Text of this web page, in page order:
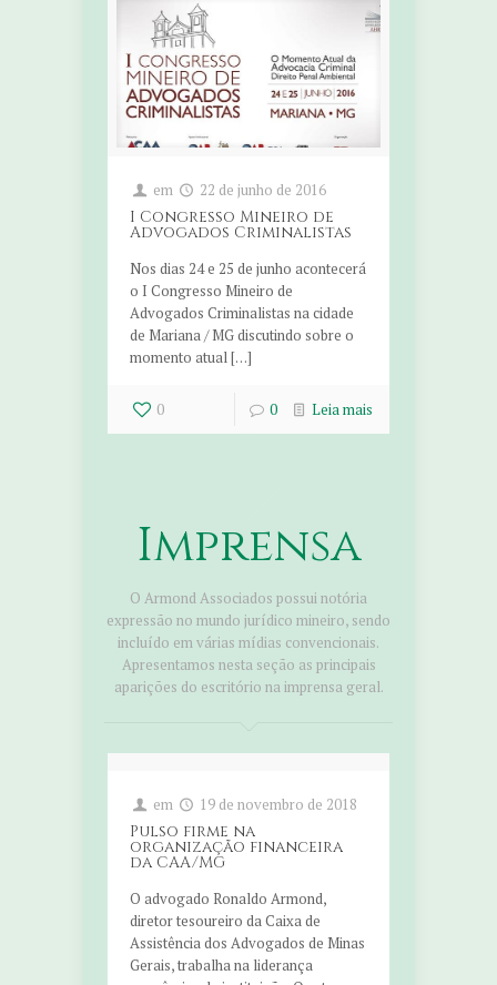
em 22 de junho de 2016
I Congresso Mineiro de
Advogados Criminalistas
Nos dias 24 e 25 de junho acontecerá
o I Congresso Mineiro de
Advogados Criminalistas na cidade
de Mariana / MG discutindo sobre o
momento atual […]
0 0 Leia mais
Imprensa
O Armond Associados possui notória
expressão no mundo jurídico mineiro, sendo
incluído em várias mídias convencionais.
Apresentamos nesta seção as principais
aparições do escritório na imprensa geral.
em 19 de novembro de 2018
Pulso firme na
organização financeira
da CAA/MG
O advogado Ronaldo Armond,
diretor tesoureiro da Caixa de
Assistência dos Advogados de Minas
Gerais, trabalha na liderança